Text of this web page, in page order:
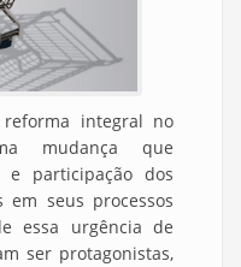
integral no
mudança que
e participação dos
em seus processos
essa urgência de
ser protagonistas,